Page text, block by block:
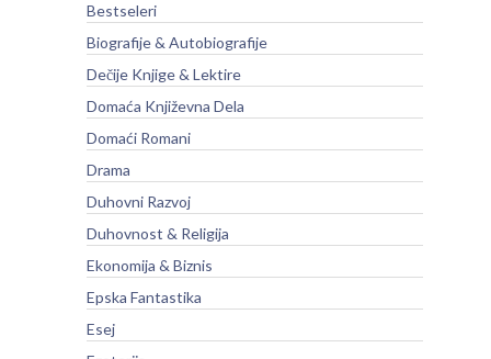
Bestseleri
Biografije & Autobiografije
Dečije Knjige & Lektire
Domaća Književna Dela
Domaći Romani
Drama
Duhovni Razvoj
Duhovnost & Religija
Ekonomija & Biznis
Epska Fantastika
Esej